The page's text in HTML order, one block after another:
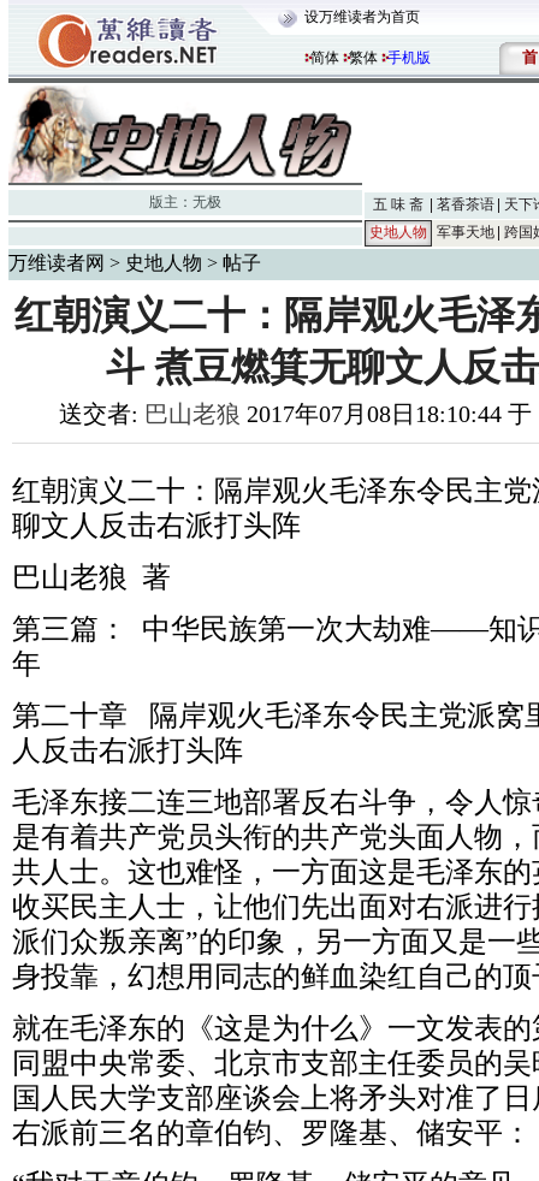
设万维读者为首页
简体 繁体 手机版 首
版主： 无极 五 味 斋 茗香茶语
天下
史地人物
军事天地 跨国
万维读者网 > 史地人物 > 帖子
红朝演义二十：隔岸观火毛泽
斗 煮豆燃箕无聊文人反
送交者: 巴山老狼 2017年07月08日18:10:44
红朝演义二十：隔岸观火毛泽东令民主
聊文人反击右派打头阵
巴山老狼 著
第三篇： 中华民族第一次大劫难――知
年
第二十章 隔岸观火毛泽东令民主党派窝
人反击右派打头阵
毛泽东接二连三地部署反右斗争，令人
是有着共产党员头衔的共产党头面人物
共人士。这也难怪，一方面这是毛泽东
收买民主人士，让他们先出面对右派进
派们众叛亲离”的印象，另一方面又是一
身投靠，幻想用同志的鲜血染红自己的顶
就在毛泽东的《这是为什么》一文发表
同盟中央常委、北京市支部主任委员的
国人民大学支部座谈会上将矛头对准了
右派前三名的章伯钧、罗隆基、储安平：